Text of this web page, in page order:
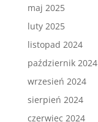
maj 2025
luty 2025
listopad 2024
październik 2024
wrzesień 2024
sierpień 2024
czerwiec 2024